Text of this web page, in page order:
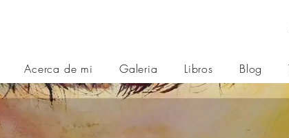
Acerca de mi Galeria Libros Blog